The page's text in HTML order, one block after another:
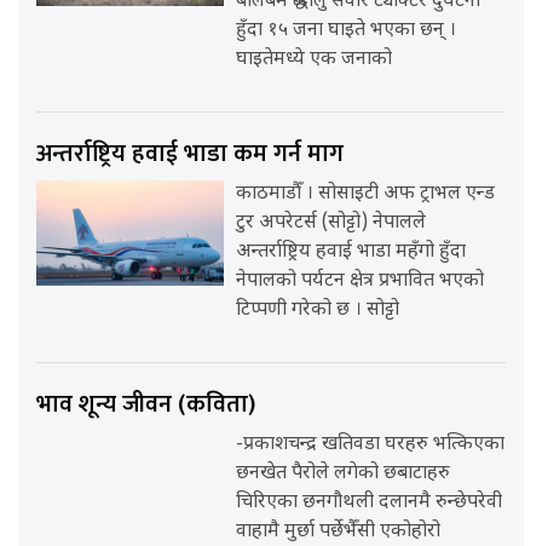
हुँदा १५ जना घाइते भएका छन् ।
घाइतेमध्ये एक जनाको
अन्तर्राष्ट्रिय हवाई भाडा कम गर्न माग
काठमाडौँ । सोसाइटी अफ ट्राभल एन्ड
टुर अपरेटर्स (सोट्टो) नेपालले
अन्तर्राष्ट्रिय हवाई भाडा महँगो हुँदा
नेपालको पर्यटन क्षेत्र प्रभावित भएको
टिप्पणी गरेको छ । सोट्टो
भाव शून्य जीवन (कविता)
-प्रकाशचन्द्र खतिवडा घरहरु भत्किएका
छनखेत पैरोले लगेको छबाटाहरु
चिरिएका छनगौथली दलानमै रुन्छेपरेवी
वाहामै मुर्छा पर्छेभैँसी एकोहोरो